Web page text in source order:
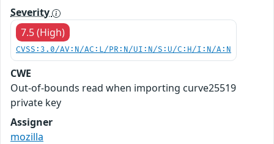
Severity
7.5 (High)
CVSS:3.0/AV:N/AC:L/PR:N/UI:N/S:U/C:H/I:N/A:N
CWE
Out-of-bounds read when importing curve25519
private key
Assigner
mozilla